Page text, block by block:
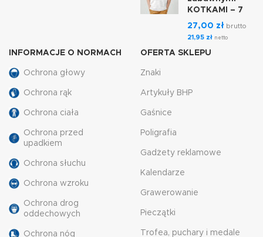
KOTKAMI – 7
27,00 zł brutto
21,95 zł netto
INFORMACJE O NORMACH
Ochrona głowy
Ochrona rąk
Ochrona ciała
Ochrona przed
upadkiem
Ochrona słuchu
Ochrona wzroku
Ochrona drog
oddechowych
Ochrona nóg
OFERTA SKLEPU
Znaki
Artykuły BHP
Gaśnice
Poligrafia
Gadżety reklamowe
Kalendarze
Grawerowanie
Pieczątki
Trofea, puchary i medale